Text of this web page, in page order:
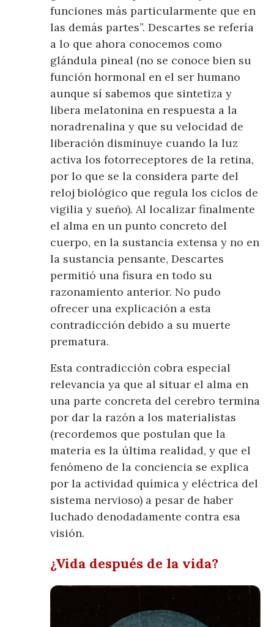
funciones más particularmente que en
las demás partes”. Descartes se refería
a lo que ahora conocemos como
glándula pineal (no se conoce bien su
función hormonal en el ser humano
aunque sí sabemos que sintetiza y
libera melatonina en respuesta a la
noradrenalina y que su velocidad de
liberación disminuye cuando la luz
activa los fotorreceptores de la retina,
por lo que se la considera parte del
reloj biológico que regula los ciclos de
vigilia y sueño). Al localizar finalmente
el alma en un punto concreto del
cuerpo, en la sustancia extensa y no en
la sustancia pensante, Descartes
permitió una fisura en todo su
razonamiento anterior. No pudo
ofrecer una explicación a esta
contradicción debido a su muerte
prematura.
Esta contradicción cobra especial
relevancia ya que al situar el alma en
una parte concreta del cerebro termina
por dar la razón a los materialistas
(recordemos que postulan que la
materia es la última realidad, y que el
fenómeno de la conciencia se explica
por la actividad química y eléctrica del
sistema nervioso) a pesar de haber
luchado denodadamente contra esa
visión.
¿Vida después de la vida?